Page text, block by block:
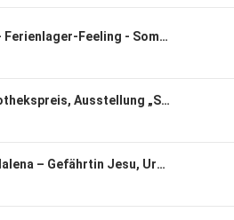
Mitleb-WG - Ferienlager-Feeling - Sommerserie "Uralte Orte des Glaubens"
Kinderbibliothekspreis, Ausstellung „Seelentrost“, Pilgern auf dem Franziskusweg
Maria Magdalena – Gefährtin Jesu, Ursulinenkloster rundum erneuert, 50. Todestag Kardinal Döpfners